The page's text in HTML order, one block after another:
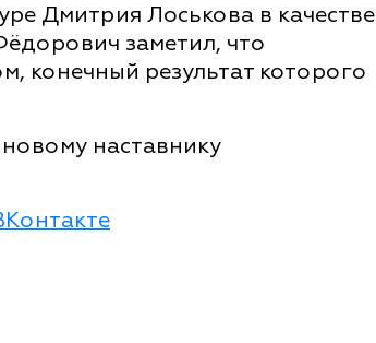
Дмитрия Лоськова в качестве
заметил, что
конечный результат которого
наставнику